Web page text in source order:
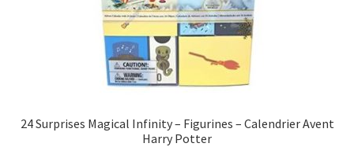
24 Surprises Magical Infinity – Figurines – Calendrier Avent
Harry Potter